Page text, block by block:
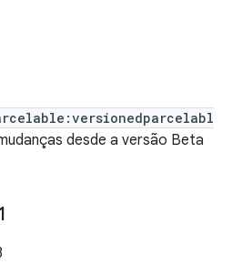
desde a versão Beta